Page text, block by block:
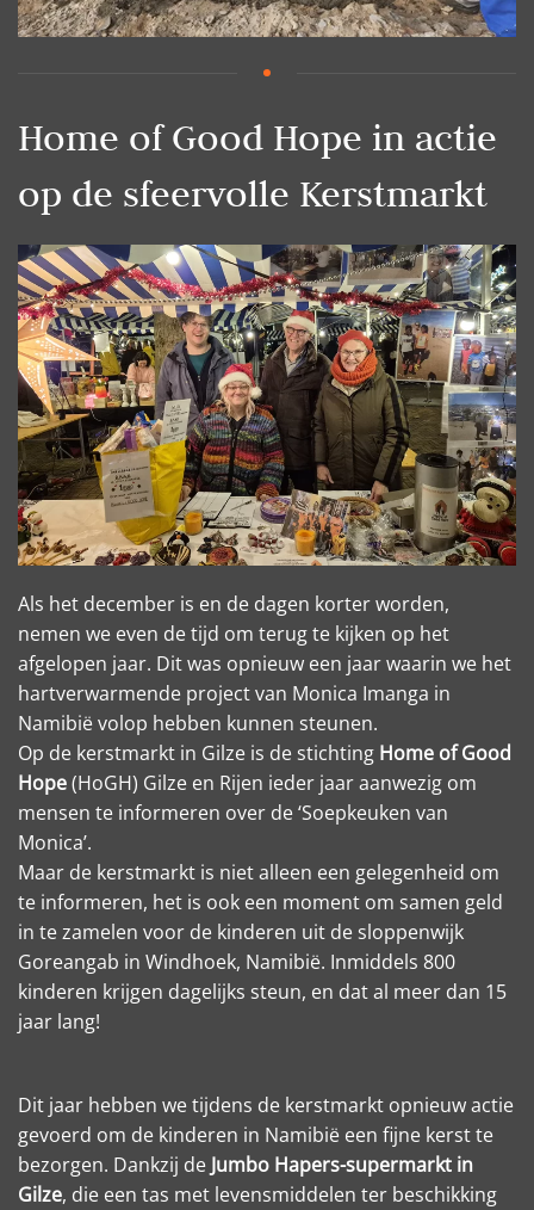
Home of Good Hope in actie
op de sfeervolle Kerstmarkt
Als het december is en de dagen korter worden,
nemen we even de tijd om terug te kijken op het
afgelopen jaar. Dit was opnieuw een jaar waarin we het
hartverwarmende project van Monica Imanga in
Namibië volop hebben kunnen steunen.
Op de kerstmarkt in Gilze is de stichting Home of Good
Hope(HoGH) Gilze en Rijen ieder jaar aanwezig om
mensen te informeren over de ‘Soepkeuken van
Monica’.
Maar de kerstmarkt is niet alleen een gelegenheid om
te informeren, het is ook een moment om samen geld
in te zamelen voor de kinderen uit de sloppenwijk
Goreangab in Windhoek, Namibië. Inmiddels 800
kinderen krijgen dagelijks steun, en dat al meer dan 15
jaar lang!
Dit jaar hebben we tijdens de kerstmarkt opnieuw actie
gevoerd om de kinderen in Namibië een fijne kerst te
bezorgen. Dankzij de Jumbo Hapers-supermarkt in
Gilze, die een tas met levensmiddelen ter beschikking